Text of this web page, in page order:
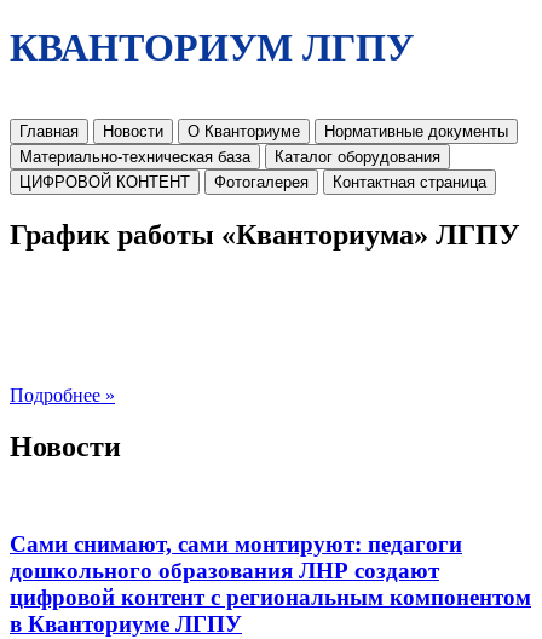
КВАНТОРИУМ ЛГПУ
Главная Новости О Кванториуме
Нормативные документы
Материально-техническая база
Каталог оборудования
ЦИФРОВОЙ КОНТЕНТ
Фотогалерея Контактная страница
График работы «Кванториума» ЛГПУ
Подробнее »
Новости
Сами снимают, сами монтируют: педагоги
дошкольного образования ЛНР создают
цифровой контент с региональным компонентом
в Кванториуме ЛГПУ​